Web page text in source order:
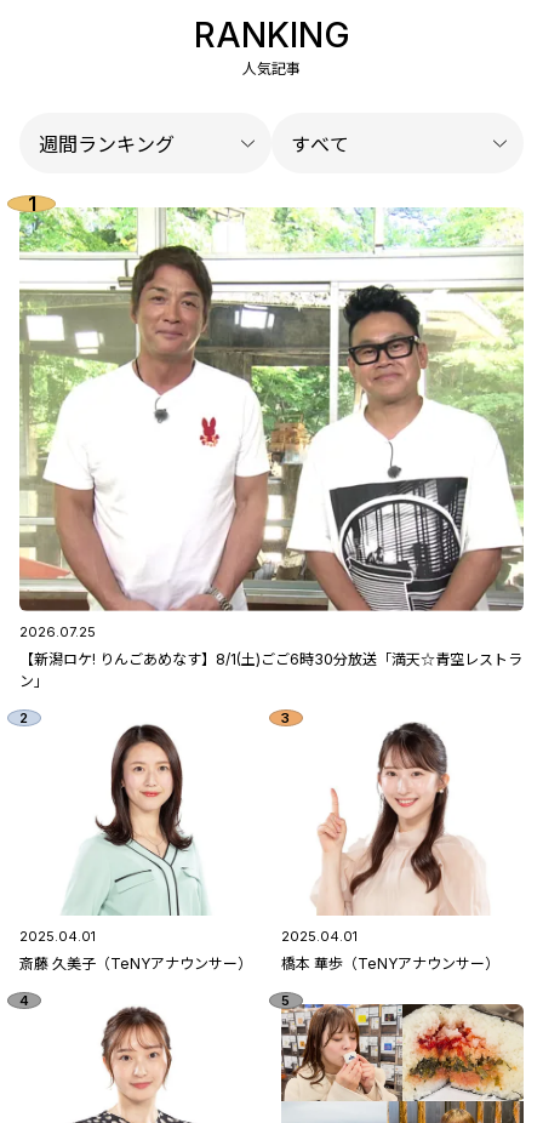
RANKING
人気記事
2026.07.25
【新潟ロケ! りんごあめなす】8/1(土)ごご6時30分放送「満天☆青空レストラ
ン」
2025.04.01
斎藤 久美子（TeNYアナウンサー）
2025.04.01
橋本 華歩（TeNYアナウンサー）